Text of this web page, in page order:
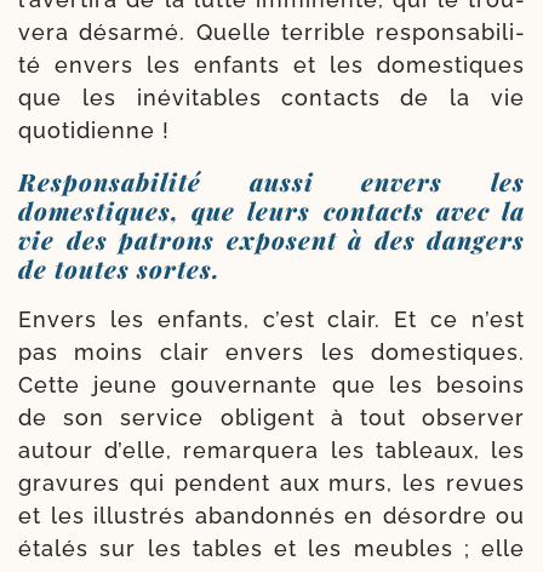
ve­ra désar­mé. Quelle ter­rible res­pon­sa­bi­li­
té envers les enfants et les domes­tiques
que les inévi­tables contacts de la vie
quotidienne !
Responsabilité aussi envers les
domestiques, que leurs contacts avec la
vie des patrons exposent à des dangers
de toutes sortes.
Envers les enfants, c’est clair. Et ce n’est
pas moins clair envers les domes­tiques.
Cette jeune gou­ver­nante que les besoins
de son ser­vice obligent à tout obser­ver
autour d’elle, remar­que­ra les tableaux, les
gra­vures qui pendent aux murs, les revues
et les illus­trés aban­don­nés en désordre ou
éta­lés sur les tables et les meubles ; elle